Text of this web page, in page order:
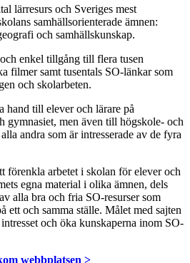
lärresurs och Sveriges mest
samhällsorienterade ämnen:
och samhällskunskap.
enkel tillgång till flera tusen
filmer samt tusentals SO-länkar som
och skolarbeten.
hand till elever och lärare på
gymnasiet, men även till högskole- och
andra som är intresserade av de fyra
förenkla arbetet i skolan för elever och
egna material i olika ämnen, dels
alla bra och fria SO-resurser som
ett och samma ställe. Målet med sajten
och öka kunskaperna inom SO-
webbplatsen >